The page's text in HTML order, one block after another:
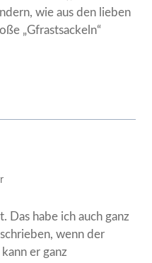
wie aus den lieben
„Gfrastsackeln“
Das habe ich auch ganz
wenn der
er ganz